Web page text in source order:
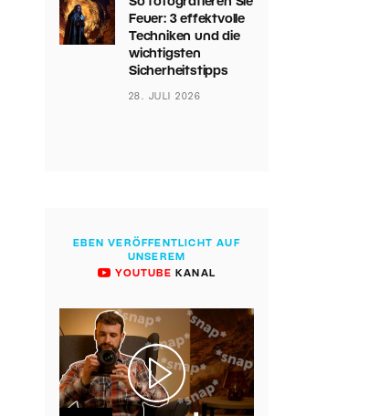
Feuer: 3 effektvolle
Techniken und die
wichtigsten
Sicherheitstipps
28. JULI 2026
EBEN VERÖFFENTLICHT AUF
UNSEREM
YOUTUBE KANAL